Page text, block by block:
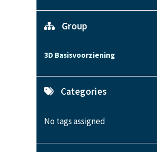
Group
3D Basisvoorziening
Categories
No tags assigned